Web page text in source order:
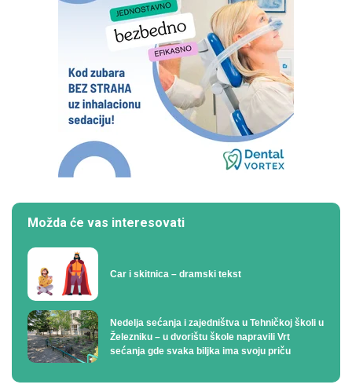
Možda će vas interesovati
Car i skitnica – dramski tekst
Nedelja sećanja i zajedništva u Tehničkoj školi u
Železniku – u dvorištu škole napravili Vrt
sećanja gde svaka biljka ima svoju priču